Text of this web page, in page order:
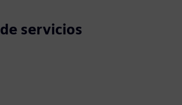
servicios